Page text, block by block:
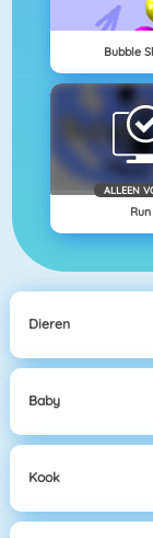
Bubble
ALLEEN
Run
Dieren
Baby
Kook